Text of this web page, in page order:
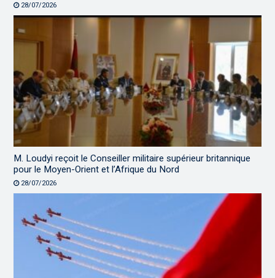
28/07/2026
M. Loudyi reçoit le Conseiller militaire supérieur britannique
pour le Moyen-Orient et l’Afrique du Nord
28/07/2026